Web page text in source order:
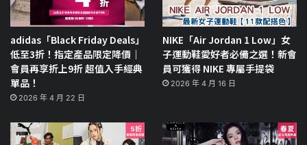
adidas「Black Friday Deals」
低至3折！指定產品限定降價｜
會員再享折上9折 超值入手經典
單品！
2026 年 4 月 22 日
NIKE「Air Jordan 1 Low」女
子運動鞋愛好者必備之選！新會
員可獲得 NIKE 專屬手提袋
2026 年 4 月 16 日